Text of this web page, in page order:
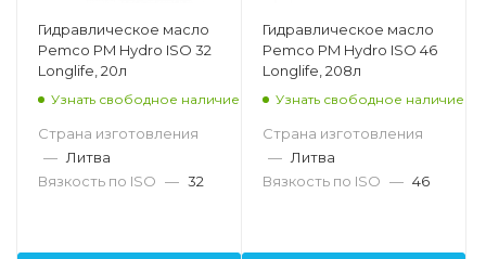
Гидравлическое масло
Pemco PM Hydro ISO 32
Longlife, 20л
Узнать свободное наличие
Страна изготовления
— Литва
Вязкость по ISO — 32
Гидравлическое масло
Pemco PM Hydro ISO 46
Longlife, 208л
Узнать свободное наличие
Страна изготовления
— Литва
Вязкость по ISO — 46